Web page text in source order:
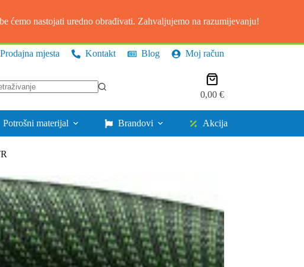
ćemo nastojati uredno obrađivati. Zahvaljujemo na razumijevanju!
Prodajna mjesta Kontakt Blog Moj račun
Košarica
0,00 €
Potrošni materijal Brandovi Akcija